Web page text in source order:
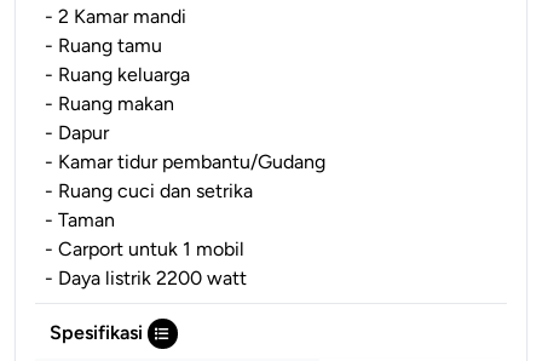
- 2 Kamar mandi
- Ruang tamu
- Ruang keluarga
- Ruang makan
- Dapur
- Kamar tidur pembantu/Gudang
- Ruang cuci dan setrika
- Taman
- Carport untuk 1 mobil
- Daya listrik 2200 watt
Spesifikasi